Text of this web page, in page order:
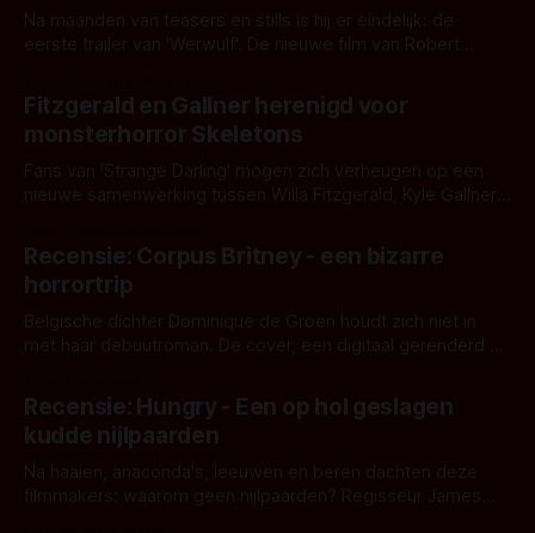
Na maanden van teasers en stills is hij er eindelijk: de
eerste trailer van 'Werwulf'. De nieuwe film van Robert
kille stijl vol folklore en mythe. Het topic deze keer is (kon
het het al raden?)... de weerwolf. Kijk je mee?
Fitzgerald en Gallner herenigd voor
monsterhorror Skeletons
Fans van 'Strange Darling' mogen zich verheugen op een
nieuwe samenwerking tussen Willa Fitzgerald, Kyle Gallner
'Skeletons', een nieuwe creature feature waarvoor de
opnames zijn gestart in Australië.
Recensie: Corpus Britney - een bizarre
horrortrip
Belgische dichter Dominique de Groen houdt zich niet in
met haar debuutroman. De cover, een digitaal gerenderd en
achtergrond, belooft iets kleurrijks maar onheilspellends,
iets ongrijpbaars. En dat maakt De Groen met ieder woord
waar.
Recensie: Hungry - Een op hol geslagen
kudde nijlpaarden
Na haaien, anaconda's, leeuwen en beren dachten deze
filmmakers: waarom geen nijlpaarden? Regisseur James